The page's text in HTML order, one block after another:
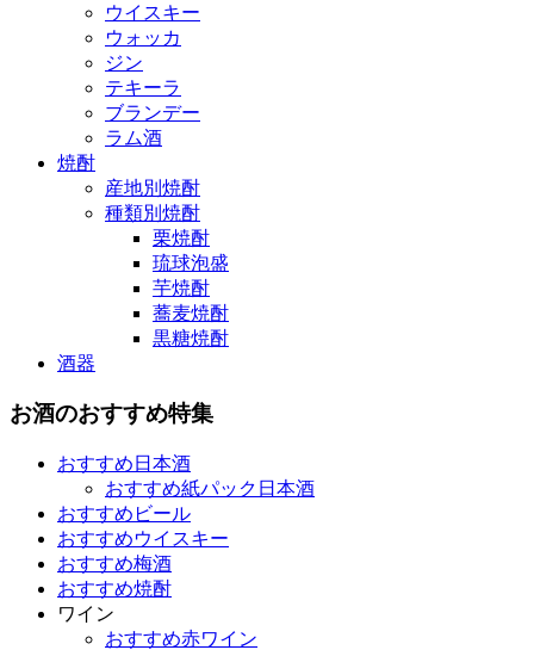
ウイスキー
ウォッカ
ジン
テキーラ
ブランデー
ラム酒
焼酎
産地別焼酎
種類別焼酎
栗焼酎
琉球泡盛
芋焼酎
蕎麦焼酎
黒糖焼酎
酒器
お酒のおすすめ特集
おすすめ日本酒
おすすめ紙パック日本酒
おすすめビール
おすすめウイスキー
おすすめ梅酒
おすすめ焼酎
ワイン
おすすめ赤ワイン